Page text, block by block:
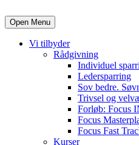
Open Menu
Vi tilbyder
Rådgivning
Individuel
Ledersparring
Sov bedre.
Trivsel og
Forløb: Focus
Focus
Focus Fast
Kurser